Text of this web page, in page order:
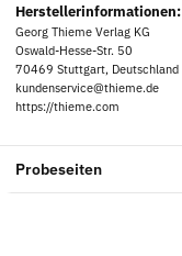
Herstellerinformationen:
Georg Thieme Verlag KG
Oswald-Hesse-Str. 50
70469 Stuttgart, Deutschland
kundenservice@thieme.de
https://thieme.com
Probeseiten